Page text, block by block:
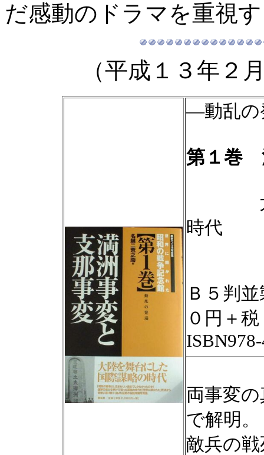
だ感動のドラマを重視
（平成１３年
―動乱
第１巻
大陸
時代
Ｂ５判
０円＋税
両事変
で解明。
敵兵の